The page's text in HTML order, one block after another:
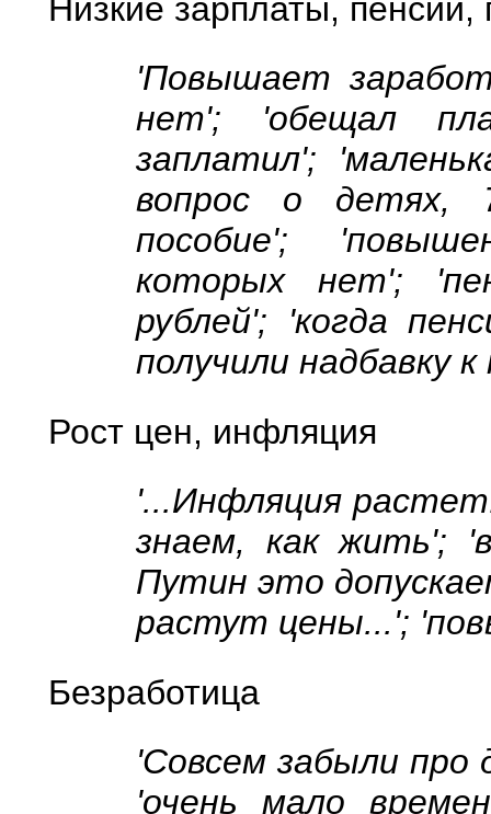
Низкие зарплаты, пенсии,
'Повышает
нет'; 'обещал
заплатил';
вопрос о детях,
пособие';
которых нет';
рублей'; 'когда
получили надбавку
Рост цен, инфляция
'...Инфляция
знаем, как жить';
Путин это
растут цены...';
Безработица
'Совсем забыли
'очень мало